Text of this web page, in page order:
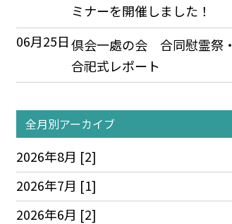
ミナーを開催しました！
06月25日倶会一處の会 合同慰霊祭・
合祀式レポート
全月別アーカイブ
2026年8月 [2]
2026年7月 [1]
2026年6月 [2]